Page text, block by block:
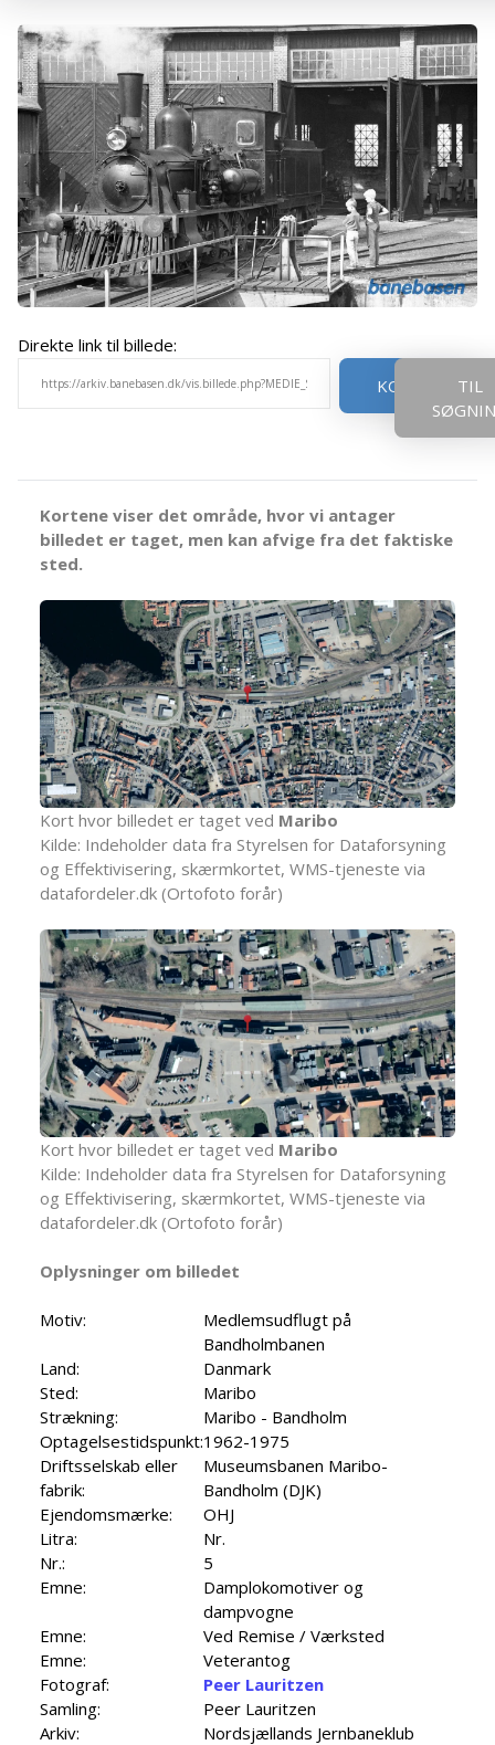
Direkte link til billede:
KOPIER
TIL
Kortene viser det område, hvor vi antager
billedet er taget, men kan afvige fra det faktiske
sted.
Kort hvor billedet er taget ved Maribo
Kilde: Indeholder data fra Styrelsen for Dataforsyning
og Effektivisering, skærmkortet, WMS-tjeneste via
datafordeler.dk (Ortofoto forår)
Kort hvor billedet er taget ved Maribo
Kilde: Indeholder data fra Styrelsen for Dataforsyning
og Effektivisering, skærmkortet, WMS-tjeneste via
datafordeler.dk (Ortofoto forår)
Oplysninger om billedet
Motiv:
Medlemsudflugt på
Bandholmbanen
Land:
Danmark
Sted:
Maribo
Strækning:
Maribo - Bandholm
Optagelsestidspunkt:1962-1975
Driftsselskab eller
fabrik:
Museumsbanen Maribo-
Bandholm (DJK)
Ejendomsmærke:
OHJ
Litra:
Nr.
Nr.:
5
Emne:
Damplokomotiver og
dampvogne
Emne:
Ved Remise / Værksted
Emne:
Veterantog
Fotograf:
Peer Lauritzen
Samling:
Peer Lauritzen
Arkiv:
Nordsjællands Jernbaneklub